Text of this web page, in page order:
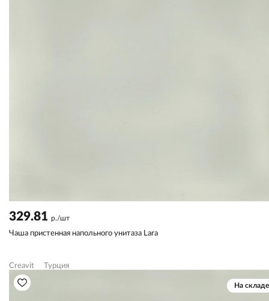
329.81 р./шт
Чаша пристенная напольного унитаза Lara
Creavit Турция
На складе